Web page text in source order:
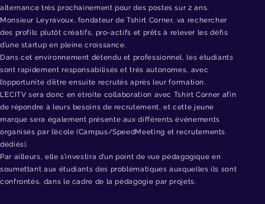
alternance très prochainement pour des postes sur 2 ans.
Monsieur Leyravoux, fondateur de Tshirt Corner, va rechercher
des profils plutôt créatifs, pro-actifs et prêts à relever les défis
d’une startup en pleine croissance.
Dans cet environnement détendu et professionnel, les étudiants
sont rapidement responsabilisés et très autonomes, avec
l’opportunité d’être ensuite recrutés après leur formation.
L’ECITV sera donc en étroite collaboration avec Tshirt Corner afin
de répondre à leurs besoins de recrutement, et cette jeune
marque sera également présente aux différents événements
organisés par l’école (Campus/SpeedMeeting et recrutements
dédiés).
Par ailleurs, elle s’investira d’un point de vue pédagogique en
soumettant aux étudiants des problématiques auxquelles ils sont
confrontés, dans le cadre de la pédagogie par projets.